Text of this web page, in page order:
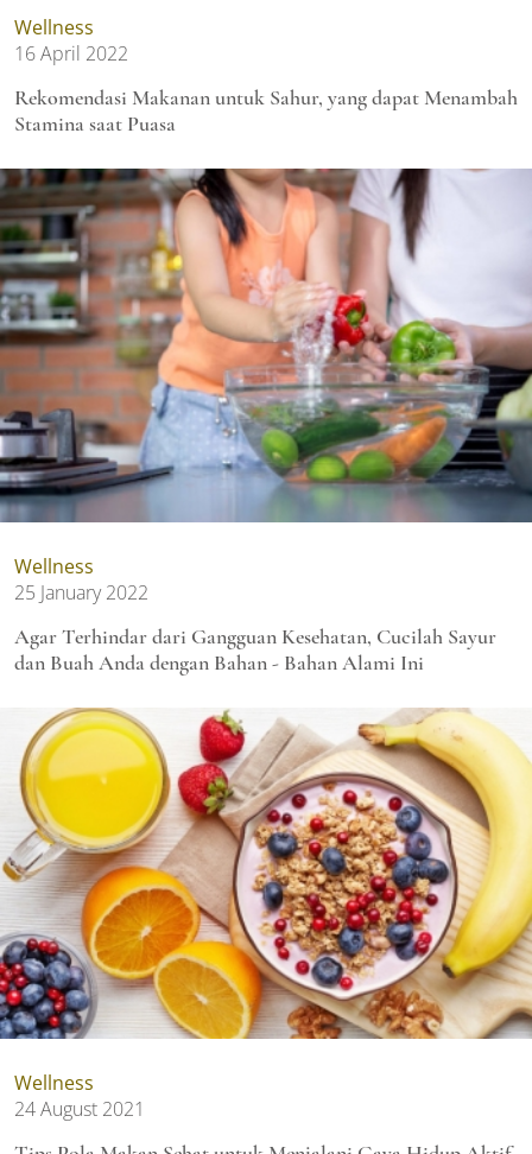
Wellness
16 April 2022
Rekomendasi Makanan untuk Sahur, yang dapat Menambah
Stamina saat Puasa
Wellness
25 January 2022
Agar Terhindar dari Gangguan Kesehatan, Cucilah Sayur
dan Buah Anda dengan Bahan - Bahan Alami Ini
Wellness
24 August 2021